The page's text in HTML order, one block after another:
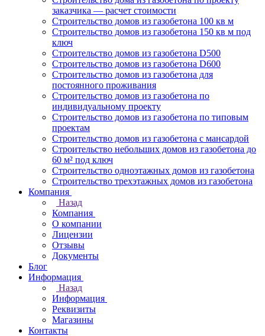
заказчика — расчет стоимости
Строительство домов из газобетона 100 кв м
Строительство домов из газобетона 150 кв м под
ключ
Строительство домов из газобетона D500
Строительство домов из газобетона D600
Строительство домов из газобетона для
постоянного проживания
Строительство домов из газобетона по
индивидуальному проекту
Строительство домов из газобетона по типовым
проектам
Строительство домов из газобетона с мансардой
Строительство небольших домов из газобетона до
60 м² под ключ
Строительство одноэтажных домов из газобетона
Строительство трехэтажных домов из газобетона
Компания
Назад
Компания
О компании
Лицензии
Отзывы
Документы
Блог
Информация
Назад
Информация
Реквизиты
Магазины
Контакты